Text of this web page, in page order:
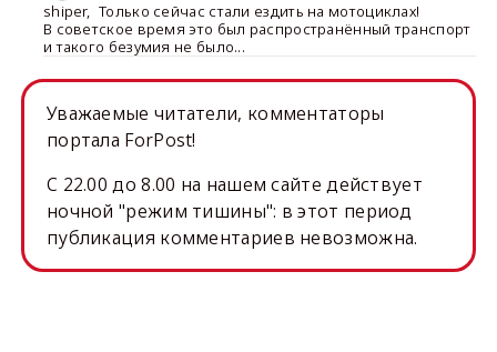
shiper, Только сейчас стали ездить на мотоциклах!
В советское время это был распространённый транспорт
и такого безумия не было...
Уважаемые читатели, комментаторы
портала ForPost!
C 22.00 до 8.00 на нашем сайте действует
ночной "режим тишины": в этот период
публикация комментариев невозможна.